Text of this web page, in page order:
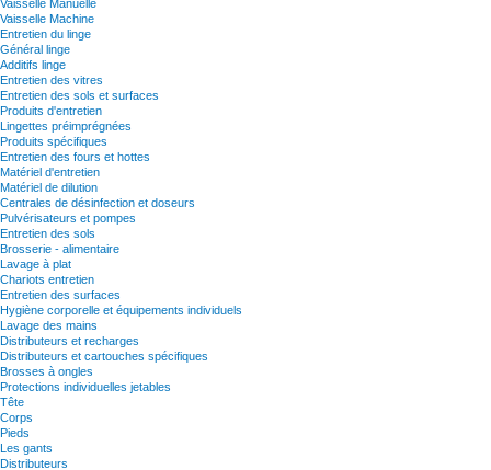
Vaisselle Manuelle
Vaisselle Machine
Entretien du linge
Général linge
Additifs linge
Entretien des vitres
Entretien des sols et surfaces
Produits d'entretien
Lingettes préimprégnées
Produits spécifiques
Entretien des fours et hottes
Matériel d'entretien
Matériel de dilution
Centrales de désinfection et doseurs
Pulvérisateurs et pompes
Entretien des sols
Brosserie - alimentaire
Lavage à plat
Chariots entretien
Entretien des surfaces
Hygiène corporelle et équipements individuels
Lavage des mains
Distributeurs et recharges
Distributeurs et cartouches spécifiques
Brosses à ongles
Protections individuelles jetables
Tête
Corps
Pieds
Les gants
Distributeurs